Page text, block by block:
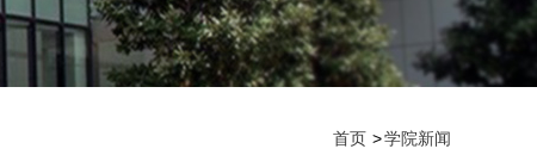
首页 学院新闻